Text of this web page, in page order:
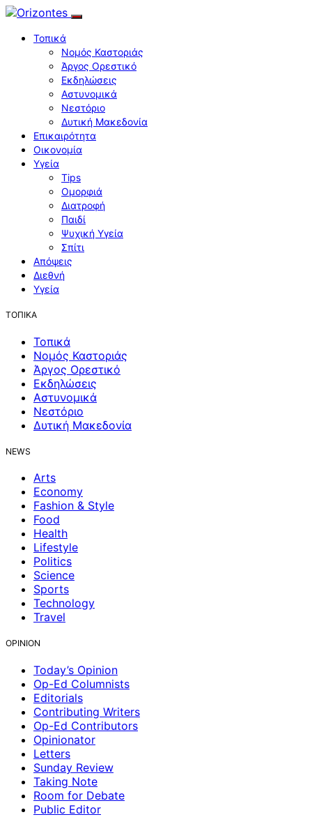
Τοπικά
Νομός Καστοριάς
Άργος Ορεστικό
Εκδηλώσεις
Αστυνομικά
Νεστόριο
Δυτική Μακεδονία
Επικαιρότητα
Οικονομία
Υγεία
Tips
Ομορφιά
Διατροφή
Παιδί
Ψυχική Υγεία
Σπίτι
Απόψεις
Διεθνή
Υγεία
ΤΟΠΙΚΑ
Τοπικά
Νομός Καστοριάς
Άργος Ορεστικό
Εκδηλώσεις
Αστυνομικά
Νεστόριο
Δυτική Μακεδονία
NEWS
Arts
Economy
Fashion & Style
Food
Health
Lifestyle
Politics
Science
Sports
Technology
Travel
OPINION
Today’s Opinion
Op-Ed Columnists
Editorials
Contributing Writers
Op-Ed Contributors
Opinionator
Letters
Sunday Review
Taking Note
Room for Debate
Public Editor